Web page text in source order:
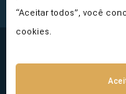
“Aceitar todos”, você
cookies.
Copyright ©